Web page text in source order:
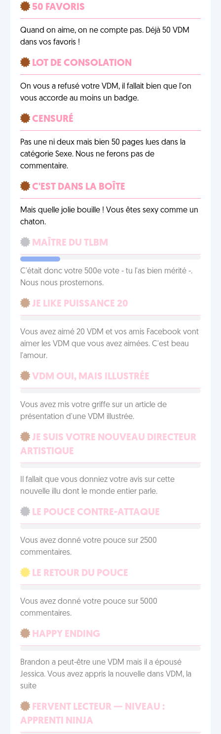
50 FAVORIS
Quand on aime, on ne compte pas. Déjà 50 VDM
dans vos favoris !
LOT DE CONSOLATION
On vous a refusé votre VDM, il fallait bien que l'on
vous accorde au moins un badge.
CENSURÉ
Pas une ni deux mais bien 50 pages lues dans la
catégorie Sexe. Nous ne ferons pas de
commentaire.
C'EST DANS LA BOÎTE
Mais quelle jolie bouille ! Vous êtes sexy comme un
chaton.
MAÎTRE DU TLBM
C'était donc votre 500e vote - tu l'as bien mérité -.
Nous nous prosternons.
JE LIKE PUISSANCE 20
Vous avez aimé 20 VDM et vos amis Facebook vont
aimer les VDM que vous avez aimées. C'est beau
l'amour.
VDM OUI, MAIS ILLUSTRÉE
Vous avez mis votre griffe sur un article de
présentation d'une VDM illustrée.
JE SUIS VOTRE NOUVEAU DIRECTEUR
ARTISTIQUE
Il fallait que vous donniez votre avis sur cette
nouvelle illu dont le monde entier parle.
LE POUCE CONTRE-ATTAQUE
Vous avez donné votre pouce sur 2500
commentaires.
LE RETOUR DU POUCE
Vous avez donné votre pouce sur 5000
commentaires.
HAPPY ENDING
Brandon a peut-être une VDM mais il a épousé
Jessica. Vous avez appris la nouvelle dans VDM, la
suite
FERVENT LECTEUR — NIVEAU :
APPRENTI NINJA